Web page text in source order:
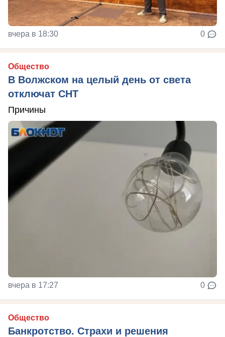
вчера в 18:30 0
Общество
В Волжском на целый день от света
отключат СНТ
Причины
вчера в 17:27 0
Общество
Банкротство. Страхи и решения